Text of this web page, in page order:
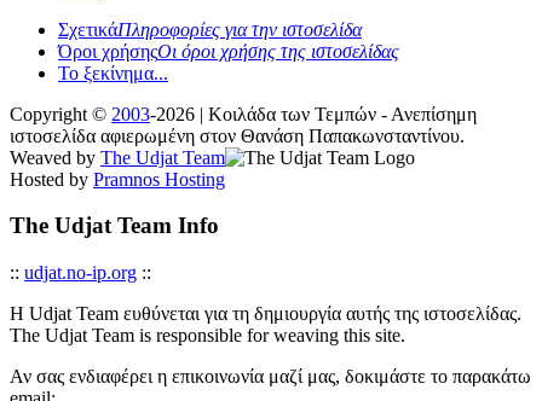
ΣχετικάΠληροφορίες για την ιστοσελίδα
Όροι χρήσηςΟι όροι χρήσης της ιστοσελίδας
Το ξεκίνημα...
Copyright © 2003-2026 | Κοιλάδα των Τεμπών - Ανεπίσημη
ιστοσελίδα αφιερωμένη στον Θανάση Παπακωνσταντίνου.
Weaved by The Udjat Team
Hosted by Pramnos Hosting
The Udjat Team Info
:: udjat.no-ip.org ::
Η Udjat Team ευθύνεται για τη δημιουργία αυτής της ιστοσελίδας.
The Udjat Team is responsible for weaving this site.
Αν σας ενδιαφέρει η επικοινωνία μαζί μας, δοκιμάστε το παρακάτω